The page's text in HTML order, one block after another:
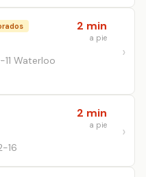
Waterloo
2 min
a pie
16
2 min
a pie